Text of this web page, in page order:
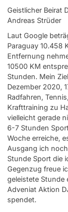
Geistlicher Beirat
Andreas Strüder
Laut Google
Paraguay 10.458
Entfernung
10500 KM
Stunden. Mein
Dezember 2020,
Radfahren,
Krafttraining zu
vielleicht gerade
6-7 Stunden
Woche erreiche,
Ausgang ich
Stunde Sport die
Gegenzug freue
geleistete Stunde
Adveniat Aktion
spendet.